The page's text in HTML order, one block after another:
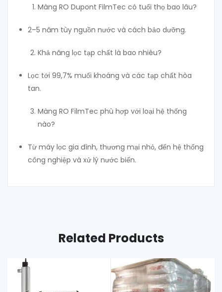
Màng RO Dupont FilmTec có tuổi thọ bao lâu?
2–5 năm tùy nguồn nước và cách bảo dưỡng.
Khả năng lọc tạp chất là bao nhiêu?
Lọc tới 99,7% muối khoáng và các tạp chất hòa
tan.
Màng RO FilmTec phù hợp với loại hệ thống
nào?
Từ máy lọc gia đình, thương mại nhỏ, đến hệ thống
công nghiệp và xử lý nước biển.
Related Products